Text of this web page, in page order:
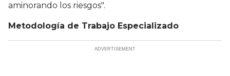
aminorando los riesgos".
Metodología de Trabajo Especializado